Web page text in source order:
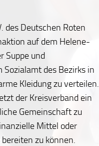
des Deutschen Roten
auf dem Helene-
Suppe und
des Bezirks in
Kleidung zu verteilen.
der Kreisverband ein
Gemeinschaft zu
Mittel oder
zu können.